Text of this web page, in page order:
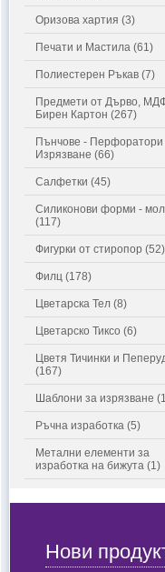
Оризова хартия (3)
Печати и Мастила (61)
Полиестерен Ръкав (7)
Предмети от Дърво,
Бирен Картон (267)
Пънчове - Перфоратори
Изрязване (66)
Салфетки (45)
Силиконови форми -
(117)
Фигурки от стиропор (52)
Филц (178)
Цветарска Тел (8)
Цветарско Тиксо (6)
Цветя Тичинки и
(167)
Шаблони за изрязване
Ръчна изработка (5)
Метални елементи за
изработка на бижута (1)
Нови